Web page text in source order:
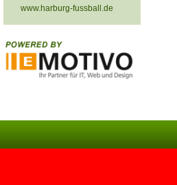
www.harburg-fussball.de